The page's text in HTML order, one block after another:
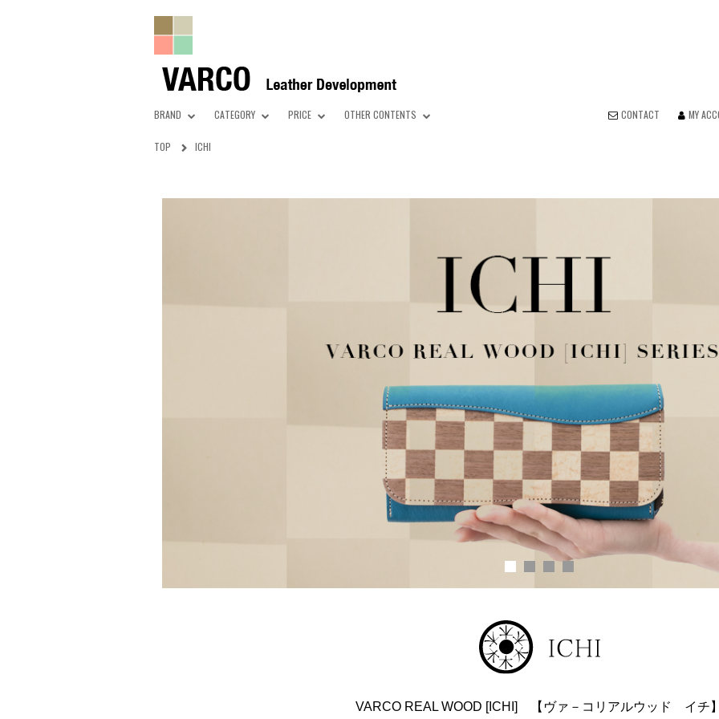
BRAND CATEGORY PRICE OTHER CONTENTS CONTACT MY
TOP ICHI
VARCO REAL WOOD [ICHI] 【ヴァ－コリアルウッド イチ